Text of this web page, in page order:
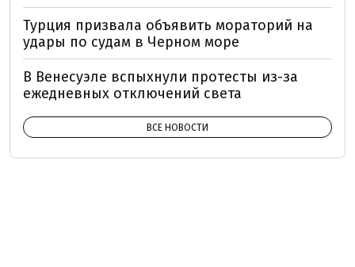
Турция призвала объявить мораторий на
удары по судам в Черном море
В Венесуэле вспыхнули протесты из-за
ежедневных отключений света
ВСЕ НОВОСТИ